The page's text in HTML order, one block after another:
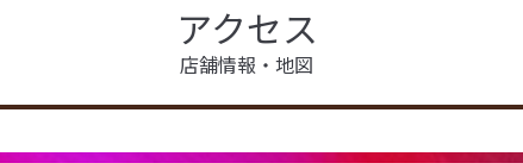
アクセス
店舗情報・地図